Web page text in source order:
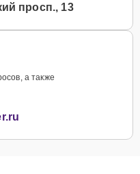
просп., 13
а также